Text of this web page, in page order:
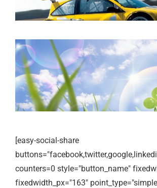
[easy-social-share
counters=0 style="button_name"
fixedwidth_px="163"